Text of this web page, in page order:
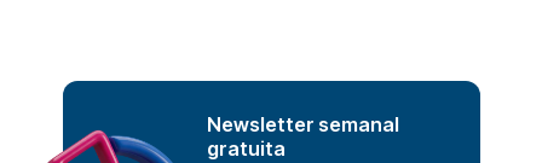
Newsletter semanal
gratuita